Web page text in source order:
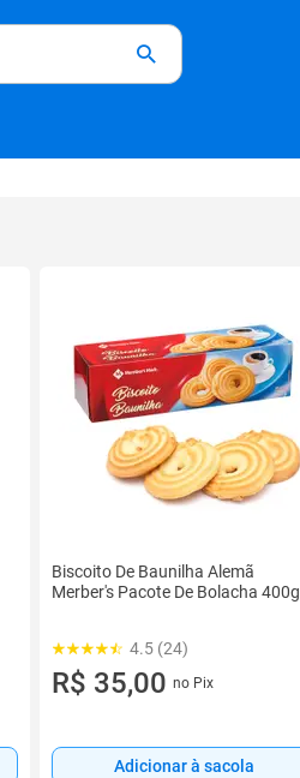
Biscoito De Baunilha Alemã
Merber's Pacote De Bolacha 400g
4.5 (24)
R$ 35,00 no Pix
Adicionar à sacola